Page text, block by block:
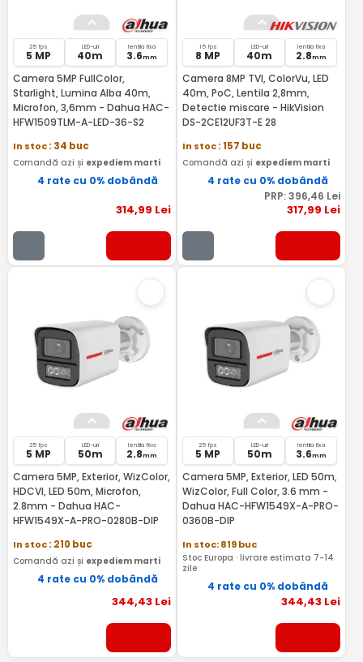
25 fps
5 MP
LED-uri
40m
lentila fixa
3.6mm
Camera 5MP FullColor,
Starlight, Lumina Alba 40m,
Microfon, 3,6mm - Dahua HAC-
HFW1509TLM-A-LED-36-S2
In stoc: 34 buc
Comandă azi și expediem marti
4 rate cu 0% dobândă
314,99 Lei
15 fps
8 MP
LED-uri
40m
lentila fixa
2.8mm
Camera 8MP TVI, ColorVu, LED
40m, PoC, Lentila 2,8mm,
Detectie miscare - HikVision
DS-2CE12UF3T-E 28
In stoc: 157 buc
Comandă azi și expediem marti
4 rate cu 0% dobândă
PRP:396,46 Lei
317,99 Lei
25 fps
5 MP
LED-uri
50m
lentila fixa
2.8mm
Camera 5MP, Exterior, WizColor,
HDCVI, LED 50m, Microfon,
2.8mm - Dahua HAC-
HFW1549X-A-PRO-0280B-DIP
In stoc: 210 buc
Comandă azi și expediem marti
4 rate cu 0% dobândă
344,43Lei
25 fps
5 MP
LED-uri
50m
lentila fixa
3.6mm
Camera 5MP, Exterior, LED 50m,
WizColor, Full Color, 3.6 mm -
Dahua HAC-HFW1549X-A-PRO-
0360B-DIP
In stoc: 819 buc
Stoc Europa · livrare estimata 7-14
zile
4 rate cu 0% dobândă
344,43 Lei